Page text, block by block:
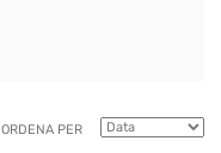
ORDENA PER